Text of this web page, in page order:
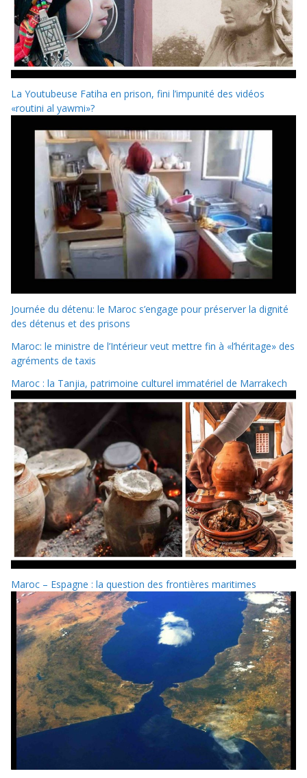
La Youtubeuse Fatiha en prison, fini l’impunité des vidéos
«routini al yawmi»?
Journée du détenu: le Maroc s’engage pour préserver la dignité
des détenus et des prisons
Maroc: le ministre de l’Intérieur veut mettre fin à «l’héritage» des
agréments de taxis
Maroc : la Tanjia, patrimoine culturel immatériel de Marrakech
Maroc – Espagne : la question des frontières maritimes